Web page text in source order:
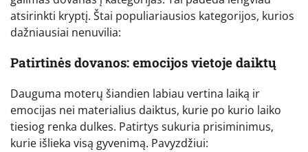
atsirinkti kryptį. Štai populiariausios kategorijos, kurios
dažniausiai nenuvilia:
Patirtinės dovanos: emocijos vietoje daiktų
Dauguma moterų šiandien labiau vertina laiką ir
emocijas nei materialius daiktus, kurie po kurio laiko
tiesiog renka dulkes. Patirtys sukuria prisiminimus,
kurie išlieka visą gyvenimą. Pavyzdžiui: